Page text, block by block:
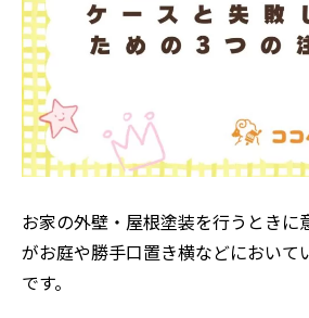
お家の外壁・屋根塗装を行うときに
がお庭や勝手口置き横などにおいて
です。